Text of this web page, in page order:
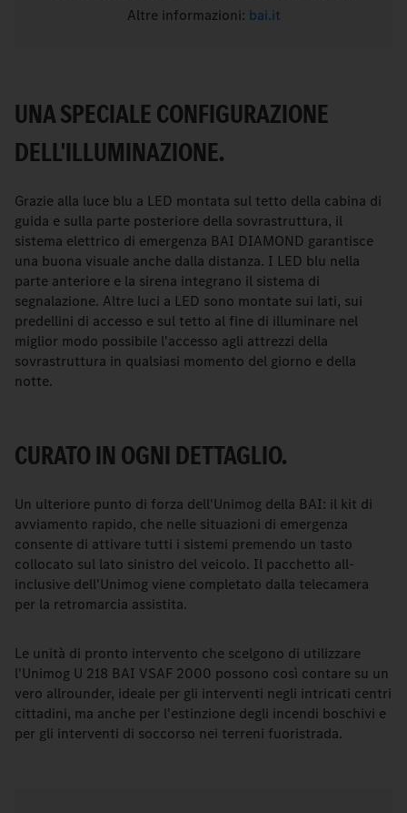
Altre informazioni: bai.it
UNA SPECIALE CONFIGURAZIONE
DELL'ILLUMINAZIONE.
Grazie alla luce blu a LED montata sul tetto della cabina di
guida e sulla parte posteriore della sovrastruttura, il
sistema elettrico di emergenza BAI DIAMOND garantisce
una buona visuale anche dalla distanza. I LED blu nella
parte anteriore e la sirena integrano il sistema di
segnalazione. Altre luci a LED sono montate sui lati, sui
predellini di accesso e sul tetto al fine di illuminare nel
miglior modo possibile l'accesso agli attrezzi della
sovrastruttura in qualsiasi momento del giorno e della
notte.
CURATO IN OGNI DETTAGLIO.
Un ulteriore punto di forza dell'Unimog della BAI: il kit di
avviamento rapido, che nelle situazioni di emergenza
consente di attivare tutti i sistemi premendo un tasto
collocato sul lato sinistro del veicolo. Il pacchetto all-
inclusive dell'Unimog viene completato dalla telecamera
per la retromarcia assistita.
Le unità di pronto intervento che scelgono di utilizzare
l'Unimog U 218 BAI VSAF 2000 possono così contare su un
vero allrounder, ideale per gli interventi negli intricati centri
cittadini, ma anche per l'estinzione degli incendi boschivi e
per gli interventi di soccorso nei terreni fuoristrada.